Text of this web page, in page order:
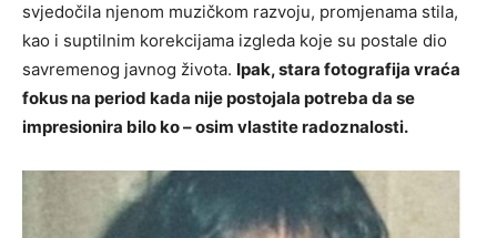
svjedočila njenom muzičkom razvoju, promjenama stila,
kao i suptilnim korekcijama izgleda koje su postale dio
savremenog javnog života. Ipak, stara fotografija vraća
fokus na period kada nije postojala potreba da se
impresionira bilo ko – osim vlastite radoznalosti.